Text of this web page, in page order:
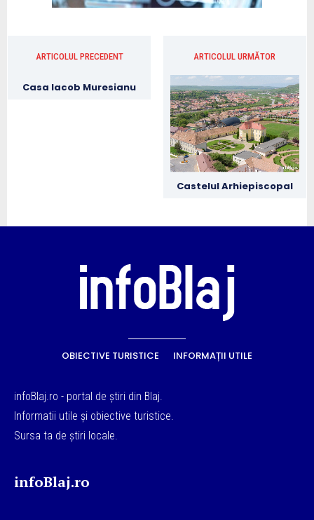
ARTICOLUL PRECEDENT
Casa Iacob Muresianu
ARTICOLUL URMĂTOR
Castelul Arhiepiscopal
OBIECTIVE TURISTICE INFORMAȚII UTILE
infoBlaj.ro - portal de știri din Blaj.
Informatii utile și obiective turistice.
Sursa ta de știri locale.
infoBlaj.ro